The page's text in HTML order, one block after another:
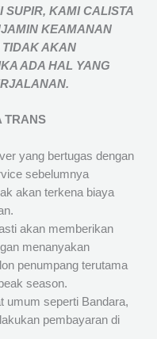
SUPIR, KAMICALISTA
KEAMANAN
AKAN
ADA HAL YANG
.
TRANS
yang bertugas dengan
sebelumnya
akan terkena biaya
akan memberikan
menanyakan
penumpang terutama
season.
umum seperti Bandara,
pembayaran di